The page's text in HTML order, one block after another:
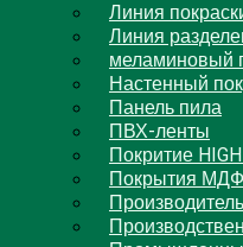
Линия
Линия
меламиновый
Настенный
Панель пила
ПВХ-ленты
Покритие
Покрытия МДФ